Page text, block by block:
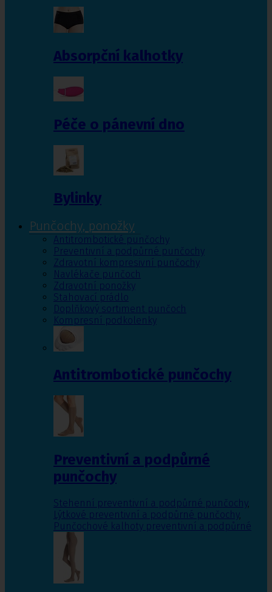
Absorpční kalhotky
Péče o pánevní dno
Bylinky
Punčochy, ponožky
Antitrombotické punčochy
Preventivní a podpůrné punčochy
Zdravotní kompresivní punčochy
Navlékače punčoch
Zdravotní ponožky
Stahovací prádlo
Doplňkový sortiment punčoch
Kompresní podkolenky
Antitrombotické punčochy
Preventivní a podpůrné
punčochy
Stehenní preventivní a podpůrné punčochy,
Lýtkové preventivní a podpůrné punčochy,
Punčochové kalhoty preventivní a podpůrné